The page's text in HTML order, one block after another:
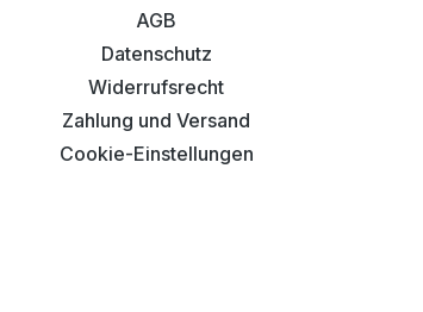
AGB
Datenschutz
Widerrufsrecht
Zahlung und Versand
Cookie-Einstellungen